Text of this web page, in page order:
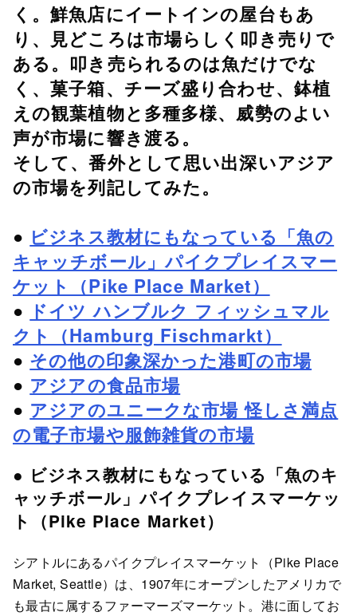
く。鮮魚店にイートインの屋台もあ
り、見どころは市場らしく叩き売りで
ある。叩き売られるのは魚だけでな
く、菓子箱、チーズ盛り合わせ、鉢植
えの観葉植物と多種多様、威勢のよい
声が市場に響き渡る。
そして、番外として思い出深いアジア
の市場を列記してみた。
● ビジネス教材にもなっている「魚の
キャッチボール」パイクプレイスマー
ケット（Pike Place Market）
● ドイツ ハンブルク フィッシュマル
クト（Hamburg Fischmarkt）
● その他の印象深かった港町の市場
● アジアの食品市場
● アジアのユニークな市場 怪しさ満点
の電子市場や服飾雑貨の市場
● ビジネス教材にもなっている「魚のキ
ャッチボール」パイクプレイスマーケッ
ト（Pike Place Market）
シアトルにあるパイクプレイスマーケット（Pike Place
Market, Seattle）は、1907年にオープンしたアメリカで
も最古に属するファーマーズマーケット。港に面してお